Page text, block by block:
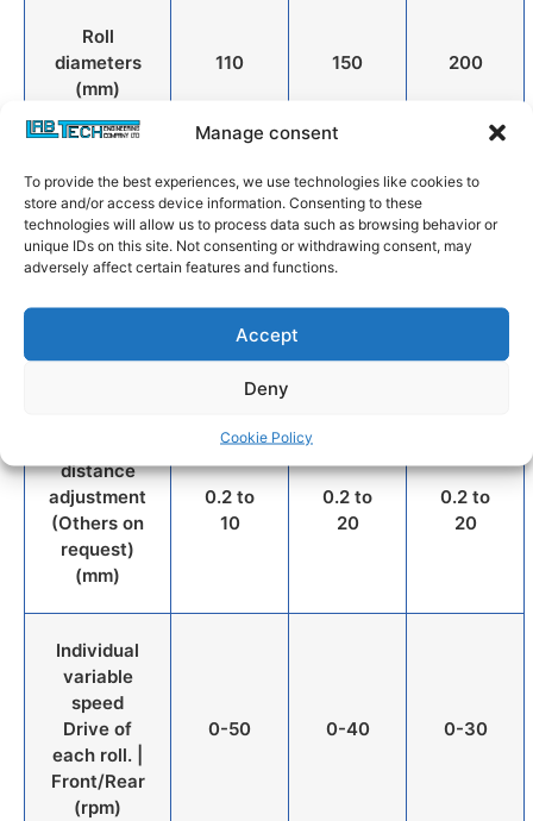
Manage consent
To provide the best experiences, we use technologies like cookies to
store and/or access device information. Consenting to these
technologies will allow us to process data such as browsing behavior or
unique IDs on this site. Not consenting or withdrawing consent, may
adversely affect certain features and functions.
Accept
Deny
Cookie Policy
Roll
diameters
(mm)
110 150 200
(mm)
280 400 450
Working
distance
adjustment
(Others on
request)
(mm)
0.2 to
10
0.2 to
20
0.2 to
20
Individual
variable
speed
Drive of
each roll. |
Front/Rear
(rpm)
0-50 0-40 0-30